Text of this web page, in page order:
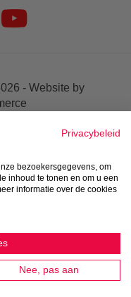
- Website by
Privacybeleid
bezoekersgegevens, om
inhoud te tonen en om u een
informatie over de cookies
Nee, pas aan